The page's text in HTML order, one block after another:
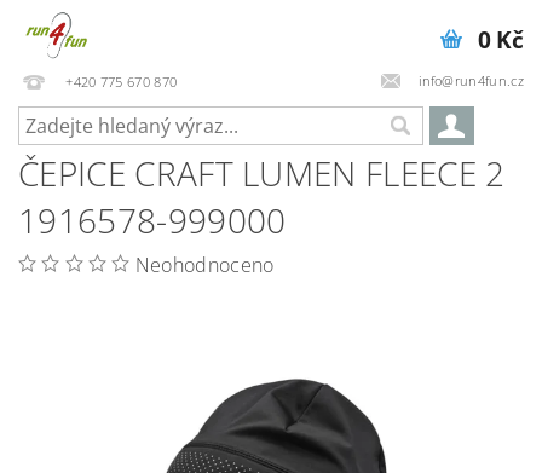
+420 775 670 870 info@run4fun.cz
0 Kč
ČEPICE CRAFT LUMEN FLEECE 2
1916578-999000
Neohodnoceno